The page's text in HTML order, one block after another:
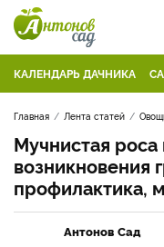
КАЛЕНДАРЬ ДАЧНИКА
Главная Лента статей
Мучнистая
возникновения
профилактика,
Антонов Сад